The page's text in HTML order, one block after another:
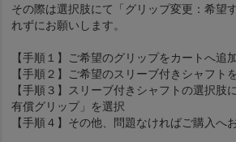
その際は選択肢にて「グリップ変更：希望
れずにお願いします。
【手順１】ご希望のグリップをカートへ追
【手順２】ご希望のスリーブ付きシャフト
【手順３】スリーブ付きシャフトの選択肢
有償グリップ」を選択
【手順４】その他、問題なければご購入へ